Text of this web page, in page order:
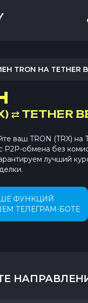
TRON НА TETHER
⇄ TETHER
ваш TRON (TRX) на
P2P-обмена без
лучший
ФУНКЦИЙ
ТЕЛЕГРАМ-БОТЕ